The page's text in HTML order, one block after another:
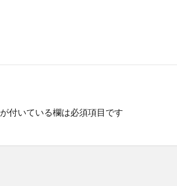
が付いている欄は必須項目です